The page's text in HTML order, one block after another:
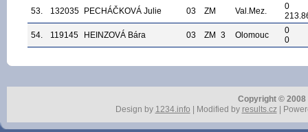
53.
132035 PECHÁČKOVÁ Julie 03 ZM Val.Mez.
0
54.
119145 HEINZOVÁ Bára 03 ZM 3 Olomouc
0
0
Copyright ©
Design by 1234.info | Modified by results.cz|